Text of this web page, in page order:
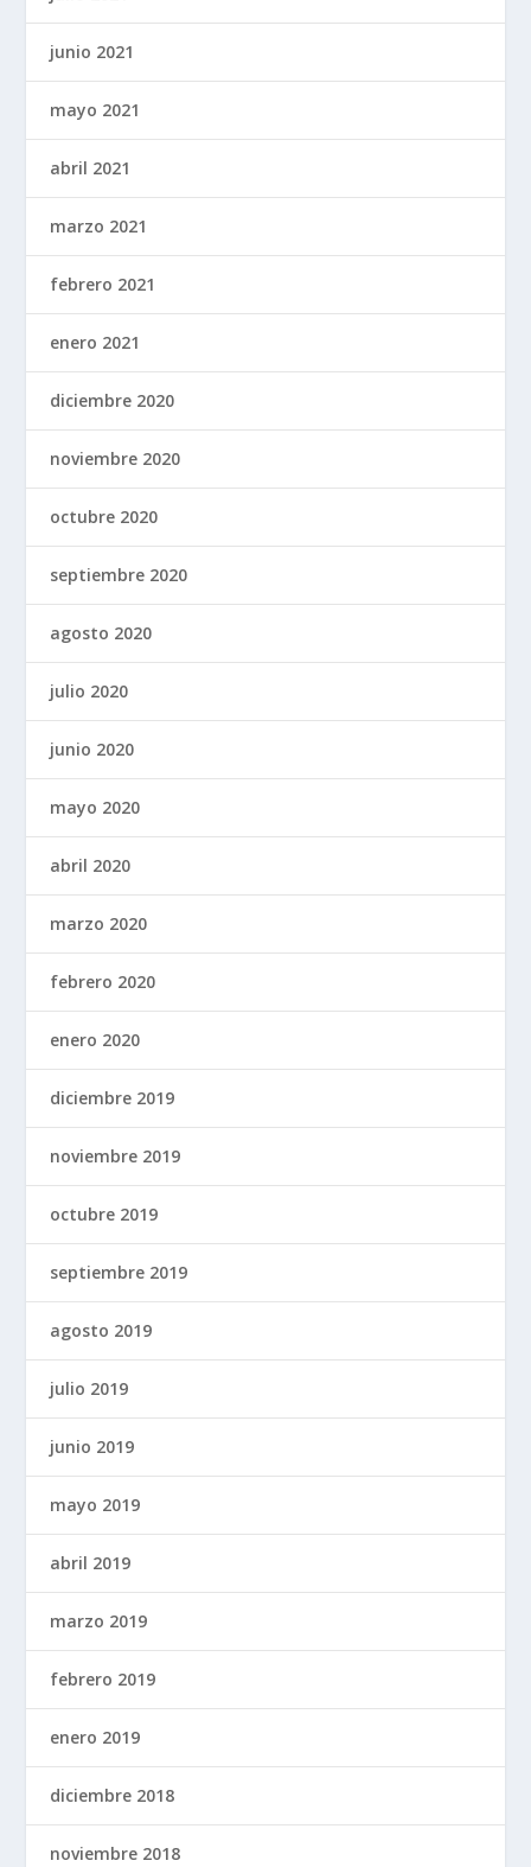
junio 2021
mayo 2021
abril 2021
marzo 2021
febrero 2021
enero 2021
diciembre 2020
noviembre 2020
octubre 2020
septiembre 2020
agosto 2020
julio 2020
junio 2020
mayo 2020
abril 2020
marzo 2020
febrero 2020
enero 2020
diciembre 2019
noviembre 2019
octubre 2019
septiembre 2019
agosto 2019
julio 2019
junio 2019
mayo 2019
abril 2019
marzo 2019
febrero 2019
enero 2019
diciembre 2018
noviembre 2018